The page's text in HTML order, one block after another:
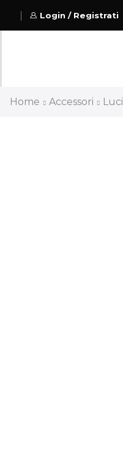
Login / Registrati
Home Accessori Luci